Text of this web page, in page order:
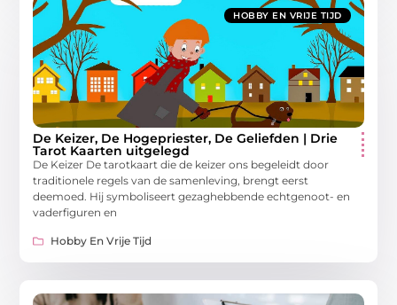
HOBBY EN VRIJE TIJD
De Keizer, De Hogepriester, De Geliefden | Drie
Tarot Kaarten uitgelegd
De Keizer De tarotkaart die de keizer ons begeleidt door
traditionele regels van de samenleving, brengt eerst
deemoed. Hij symboliseert gezaghebbende echtgenoot- en
vaderfiguren en
Hobby En Vrije Tijd